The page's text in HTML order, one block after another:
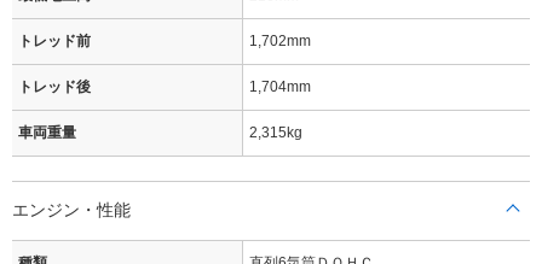
トレッド前 1,702mm
トレッド後 1,704mm
車両重量 2,315kg
エンジン・性能